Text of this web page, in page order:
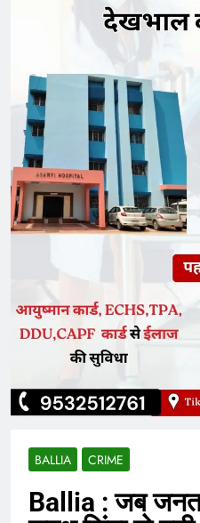
BALLIA CRIME
Ballia : जब